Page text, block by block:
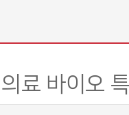
의료 바이오